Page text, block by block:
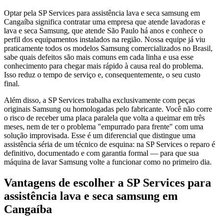
Optar pela SP Services para assistência lava e seca samsung em
Cangaíba significa contratar uma empresa que atende lavadoras e
lava e seca Samsung, que atende São Paulo há anos e conhece o
perfil dos equipamentos instalados na região. Nossa equipe já viu
praticamente todos os modelos Samsung comercializados no Brasil,
sabe quais defeitos são mais comuns em cada linha e usa esse
conhecimento para chegar mais rápido à causa real do problema.
Isso reduz o tempo de serviço e, consequentemente, o seu custo
final.
Além disso, a SP Services trabalha exclusivamente com peças
originais Samsung ou homologadas pelo fabricante. Você não corre
o risco de receber uma placa paralela que volta a queimar em três
meses, nem de ter o problema "empurrado para frente" com uma
solução improvisada. Esse é um diferencial que distingue uma
assistência séria de um técnico de esquina: na SP Services o reparo é
definitivo, documentado e com garantia formal — para que sua
máquina de lavar Samsung volte a funcionar como no primeiro dia.
Vantagens de escolher a SP Services para
assistência lava e seca samsung em
Cangaíba